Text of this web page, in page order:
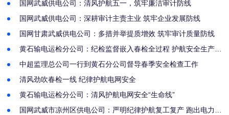
国网武威供电公司：清风护航五一，筑牢廉洁审计防线
国网武威供电公司：深耕审计主责主业 筑牢企业发展防线
国网甘肃武威供电公司：多措并举提质增效 筑牢审计质量防线
黄石输电运检分公司：纪检监督嵌入春检全过程 护航安全生产责
中超监理总公司一行到黄石分公司督导春季安全检查工作
清风劲吹春检一线 纪律护航电网安全
黄石输电运检分公司：清风护航电网安全“生命线”
国网武威市凉州区供电公司：严明纪律护航复工复产 跑出电力保